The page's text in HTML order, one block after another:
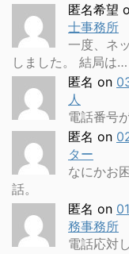
匿名希望
士事務所
一度、ネ
しました。 結局は…
匿名 on
人
電話番号
匿名 on
ター
なにかお
話。
匿名 on
務事務所
電話応対